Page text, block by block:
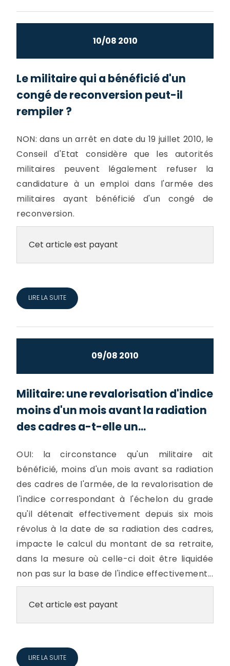
10/08 2010
Le militaire qui a bénéficié d'un
congé de reconversion peut-il
rempiler ?
NON: dans un arrêt en date du 19 juillet 2010, le
Conseil d'Etat considère que les autorités
militaires peuvent légalement refuser la
candidature à un emploi dans l'armée des
militaires ayant bénéficié d'un congé de
reconversion.
Cet article est payant
LIRE LA SUITE
09/08 2010
Militaire: une revalorisation d'indice
moins d'un mois avant la radiation
des cadres a-t-elle un...
OUI: la circonstance qu'un militaire ait
bénéficié, moins d'un mois avant sa radiation
des cadres de l'armée, de la revalorisation de
l'indice correspondant à l'échelon du grade
qu'il détenait effectivement depuis six mois
révolus à la date de sa radiation des cadres,
impacte le calcul du montant de sa retraite,
dans la mesure où celle-ci doit être liquidée
non pas sur la base de l'indice effectivement...
Cet article est payant
LIRE LA SUITE